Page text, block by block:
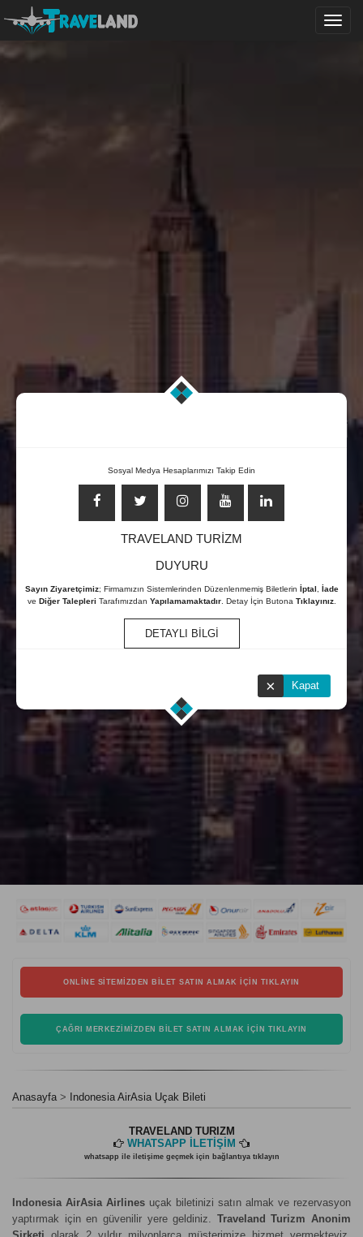
INDONESIA AIRASIA UÇAK BILETI
7/24 ONLİNE ÇAĞRI MERKEZİ
ONLINE SITEMIZDEN BILET SATIN ALMAK İÇIN TIKLAYIN
ÇAĞRI MERKEZIMIZDEN BILET SATIN ALMAK İÇIN TIKLAYIN
Anasayfa Indonesia AirAsia Uçak Bileti
TRAVELAND TURIZM
WHATSAPP İLETİŞİM
whatsapp ile iletişime geçmek için bağlantıya tıklayın
Indonesia AirAsia Airlines uçak biletinizi satın almak ve rezervasyon
yaptırmak için en güvenilir yere geldiniz. Traveland Turizm Anonim
Kapat
×
Sosyal Medya Hesaplarımızı Takip Edin
TRAVELAND TURİZM
DUYURU
Sayın Ziyaretçimiz; Firmamızın Sistemlerinden Düzenlenmemiş Biletlerin İptal
İade
ve Diğer Talepleri Tarafımızdan Yapılamamaktadır. Detay İçin Butona Tıklayınız.
DETAYLI BİLGİ